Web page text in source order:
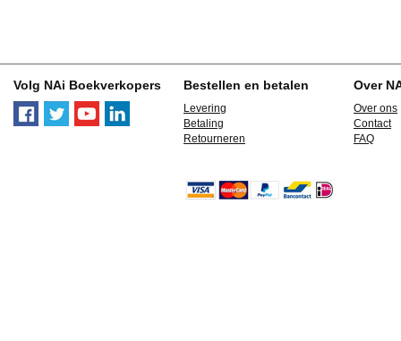
Volg NAi Boekverkopers Bestellen en betalen
Levering
Betaling
Retourneren
Over
Over ons
Contact
FAQ